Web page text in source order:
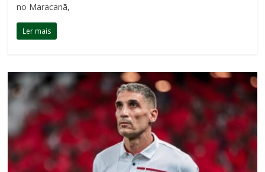
no Maracanã,
Ler mais